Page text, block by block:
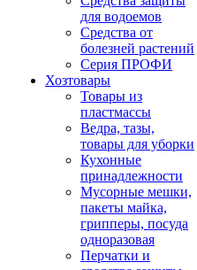
для водоемов
Средства от
болезней растений
Серия ПРОФИ
Хозтовары
Товары из
пластмассы
Ведра, тазы,
товары для уборки
Кухонные
принадлежности
Мусорные мешки,
пакеты майка,
грипперы, посуда
одноразовая
Перчатки и